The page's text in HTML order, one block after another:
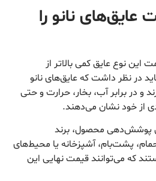
نانو را
نوع عایق کمی بالاتر از
در نظر داشت که عایق‌های نانو
و در برابر آب، بخار، حرارت و حتی
از خود نشان می‌دهند.
پوشش‌دهی محصول، برند
پشت‌بام، آشپزخانه یا محیط‌های
که می‌توانند قیمت نهایی این